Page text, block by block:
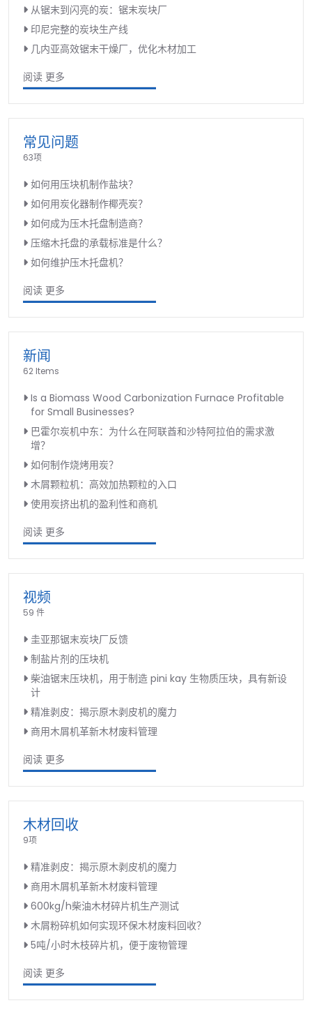
从锯末到闪亮的炭：锯末炭块厂
印尼完整的炭块生产线
几内亚高效锯末干燥厂，优化木材加工
阅读 更多
常见问题
63项
如何用压块机制作盐块？
如何用炭化器制作椰壳炭？
如何成为压木托盘制造商？
压缩木托盘的承载标准是什么？
如何维护压木托盘机？
阅读 更多
新闻
62 Items
Is a Biomass Wood Carbonization Furnace Profitable
for Small Businesses?
巴霍尔炭机中东：为什么在阿联酋和沙特阿拉伯的需求激
增？
如何制作烧烤用炭？
木屑颗粒机：高效加热颗粒的入口
使用炭挤出机的盈利性和商机
阅读 更多
视频
59 件
圭亚那锯末炭块厂反馈
制盐片剂的压块机
柴油锯末压块机，用于制造 pini kay 生物质压块，具有新设
计
精准剥皮：揭示原木剥皮机的魔力
商用木屑机革新木材废料管理
阅读 更多
木材回收
9项
精准剥皮：揭示原木剥皮机的魔力
商用木屑机革新木材废料管理
600kg/h柴油木材碎片机生产测试
木屑粉碎机如何实现环保木材废料回收？
5吨/小时木枝碎片机，便于废物管理
阅读 更多